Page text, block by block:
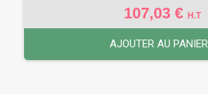
107,03 € H.T
AJOUTER AU PANIER